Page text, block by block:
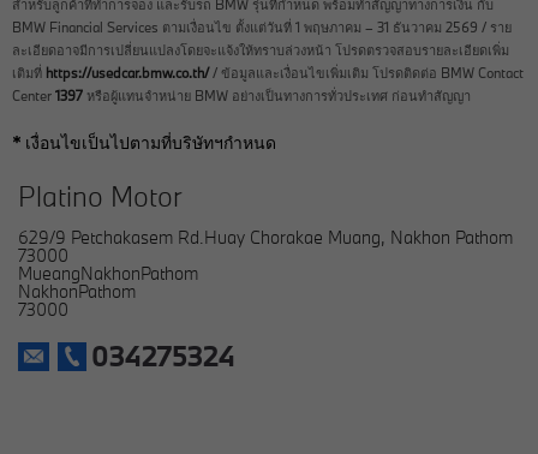
สำหรับลูกค้าที่ทำการจอง และรับรถ BMW รุ่นที่กำหนด พร้อมทำสัญญาทางการเงิน กับ
BMW Financial Services ตามเงื่อนไข ตั้งแต่วันที่ 1 พฤษภาคม – 31 ธันวาคม 2569 / ราย
ละเอียดอาจมีการเปลี่ยนแปลงโดยจะแจ้งให้ทราบล่วงหน้า โปรดตรวจสอบรายละเอียดเพิ่ม
เติมที่ https://usedcar.bmw.co.th// ข้อมูลและเงื่อนไขเพิ่มเติม โปรดติดต่อ BMW Contact
Center 1397 หรือผู้แทนจำหน่าย BMW อย่างเป็นทางการทั่วประเทศ ก่อนทำสัญญา
* เงื่อนไขเป็นไปตามที่บริษัทฯกำหนด
Platino Motor
629/9 Petchakasem Rd.Huay Chorakae Muang, Nakhon Pathom
73000
MueangNakhonPathom
NakhonPathom
73000
034275324